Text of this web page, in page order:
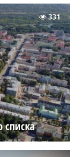
списка
331